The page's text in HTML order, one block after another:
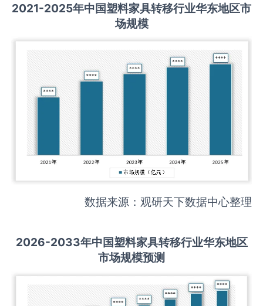
2021-2025年中国塑料家具转移行业华东地区市
场规模
数据来源：观研天下数据中心整理
2026-2033年中国塑料家具转移行业华东地区
市场规模预测